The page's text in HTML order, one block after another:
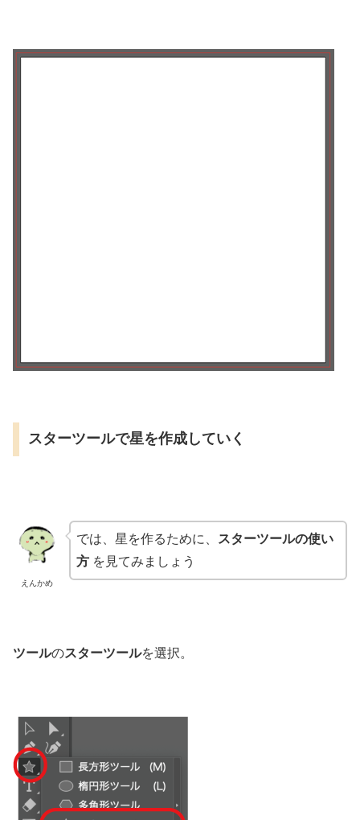
スターツールで星を作成していく
えんかめ
では、星を作るために、
スターツールの使い
方 を見てみましょう
ツールのスターツールを選択。